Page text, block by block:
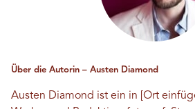
Über die Autorin – Austen Diamond
Austen Diamond ist ein in [Ort